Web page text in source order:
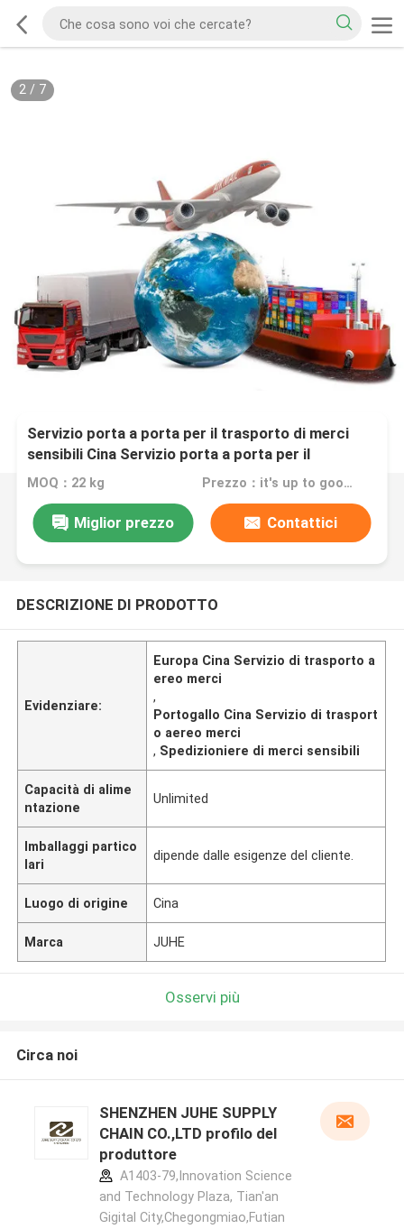
2/ 7
Servizio porta a porta per il trasporto di merci
sensibili Cina Servizio porta a porta per il
trasporto di merci aerei Cina In Spagna Portogallo
Ungheria Europa In tutto il mondo
MOQ：22 kg Prezzo：it's up to goods' weight
Miglior prezzo Contattici
DESCRIZIONE DI PRODOTTO
Evidenziare:
Europa Cina Servizio di trasporto a
ereo merci
,
Portogallo Cina Servizio di trasport
o aereo merci
, Spedizioniere di merci sensibili
Capacità di alime
ntazione
Unlimited
Imballaggi partico
lari
dipende dalle esigenze del cliente.
Luogo di origine Cina
Marca JUHE
Osservi più
Circa noi
SHENZHEN JUHE SUPPLY
CHAIN CO.,LTD profilo del
produttore
A1403-79,Innovation Science
and Technology Plaza, Tian'an
Gigital City,Chegongmiao,Futian